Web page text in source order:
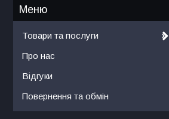
Товари та послуги
Про нас
Відгуки
Повернення та обмін